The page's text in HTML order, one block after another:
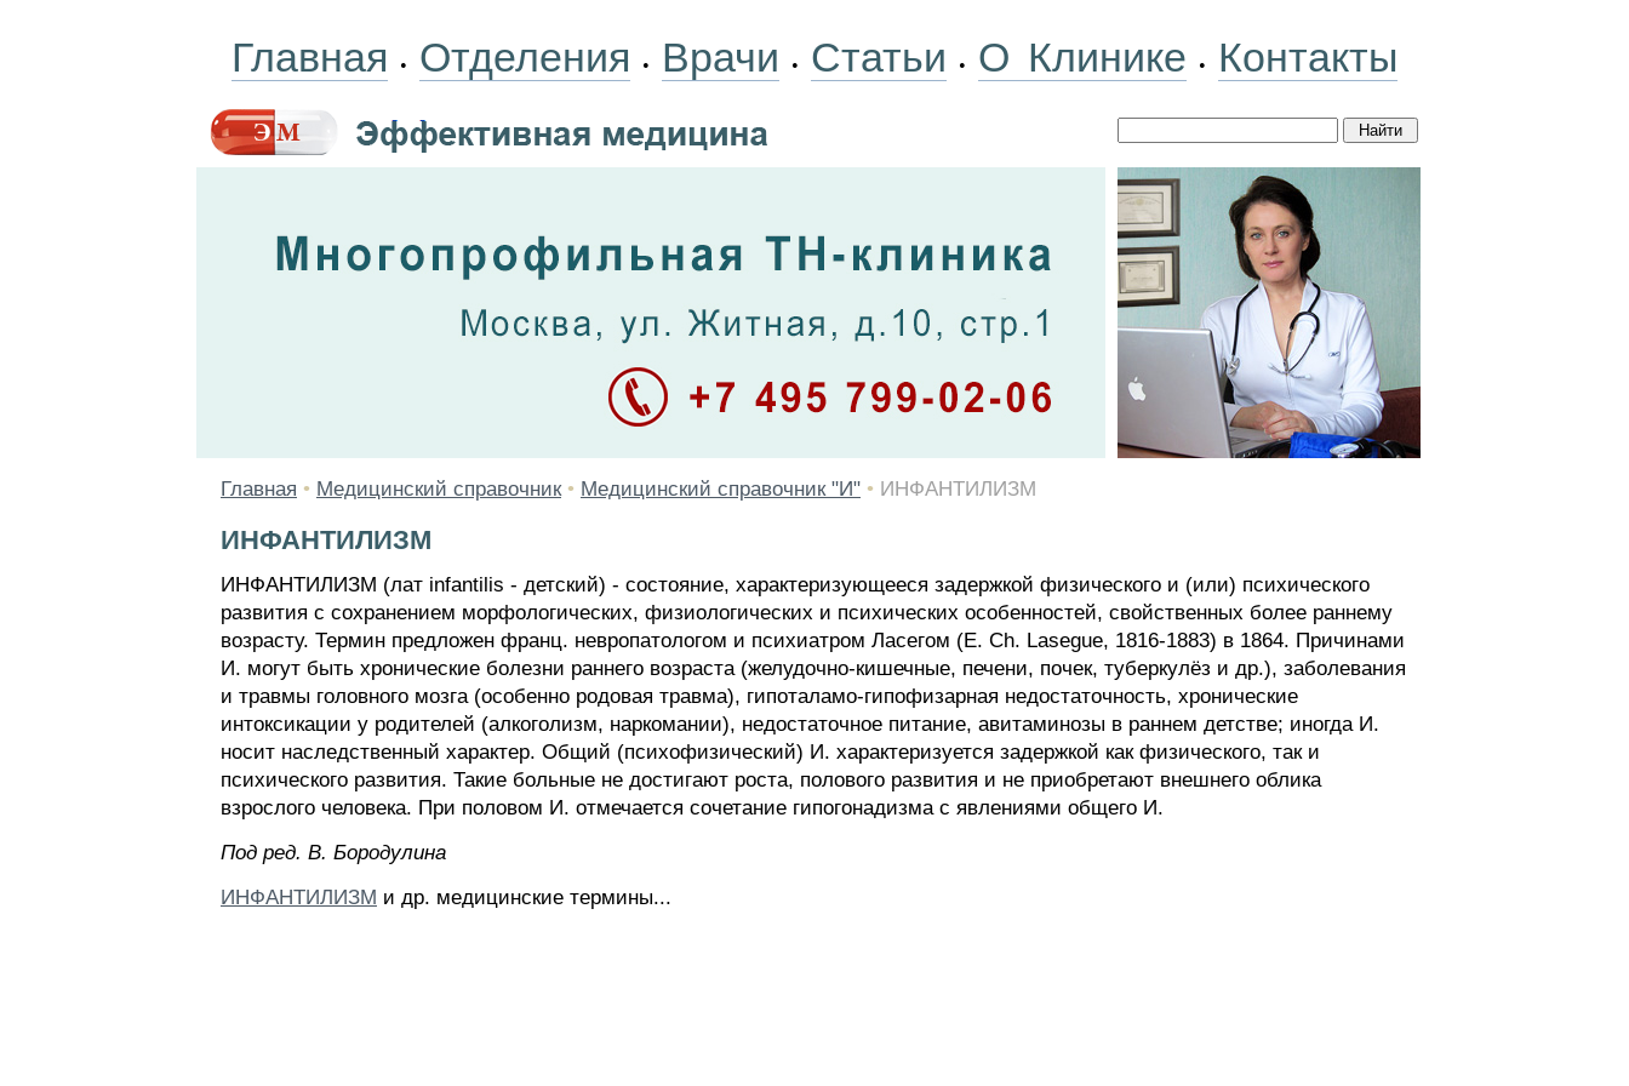
Главная • Отделения • Врачи • Статьи • О Клинике • Контакты
Главная • Медицинский справочник • Медицинский справочник "И" • ИНФАНТИЛИЗМ
ИНФАНТИЛИЗМ
ИНФАНТИЛИЗМ (лат infantilis - детский) - состояние, характеризующееся задержкой физического и (или) психического
развития с сохранением морфологических, физиологических и психических особенностей, свойственных более раннему
возрасту. Термин предложен франц. невропатологом и психиатром Ласегом (Е. Ch. Lasegue, 1816-1883) в 1864. Причинами
И. могут быть хронические болезни раннего возраста (желудочно-кишечные, печени, почек, туберкулёз и др.), заболевания
и травмы головного мозга (особенно родовая травма), гипоталамо-гипофизарная недостаточность, хронические
интоксикации у родителей (алкоголизм, наркомании), недостаточное питание, авитаминозы в раннем детстве; иногда И.
носит наследственный характер. Общий (психофизический) И. характеризуется задержкой как физического, так и
психического развития. Такие больные не достигают роста, полового развития и не приобретают внешнего облика
взрослого человека. При половом И. отмечается сочетание гипогонадизма с явлениями общего И.
Пoд peд. B. Бopoдyлинa
ИНФАНТИЛИЗМ и др. медицинские термины...